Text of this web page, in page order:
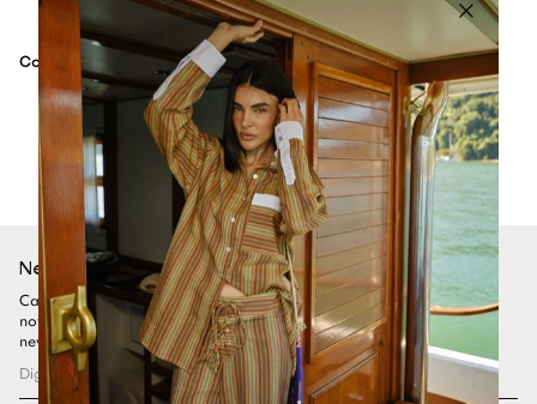
Cor:
Newsletter
Cadastre-se para ficar por dentro de todas as nossas
novidades. Garanta seu desconto assinando nossa
newsletter